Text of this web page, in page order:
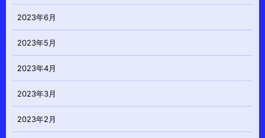
2023年6月
2023年5月
2023年4月
2023年3月
2023年2月